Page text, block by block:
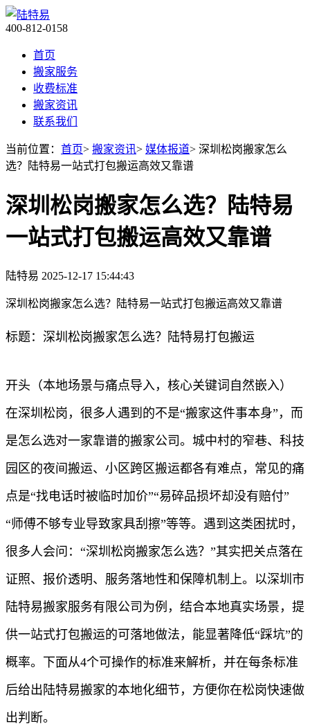
400-812-0158
首页
搬家服务
收费标准
搬家资讯
联系我们
当前位置： 首页> 搬家资讯> 媒体报道> 深圳松岗搬家怎么
选？陆特易一站式打包搬运高效又靠谱
深圳松岗搬家怎么选？陆特易
一站式打包搬运高效又靠谱
陆特易 2025-12-17 15:44:43
深圳松岗搬家怎么选？陆特易一站式打包搬运高效又靠谱
标题：深圳松岗搬家怎么选？陆特易打包搬运
开头（本地场景与痛点导入，核心关键词自然嵌入）
在深圳松岗，很多人遇到的不是“搬家这件事本身”，而
是怎么选对一家靠谱的搬家公司。城中村的窄巷、科技
园区的夜间搬运、小区跨区搬运都各有难点，常见的痛
点是“找电话时被临时加价”“易碎品损坏却没有赔付”
“师傅不够专业导致家具刮擦”等等。遇到这类困扰时，
很多人会问：“深圳松岗搬家怎么选？”其实把关点落在
证照、报价透明、服务落地性和保障机制上。以深圳市
陆特易搬家服务有限公司为例，结合本地真实场景，提
供一站式打包搬运的可落地做法，能显著降低“踩坑”的
概率。下面从4个可操作的标准来解析，并在每条标准
后给出陆特易搬家的本地化细节，方便你在松岗快速做
出判断。